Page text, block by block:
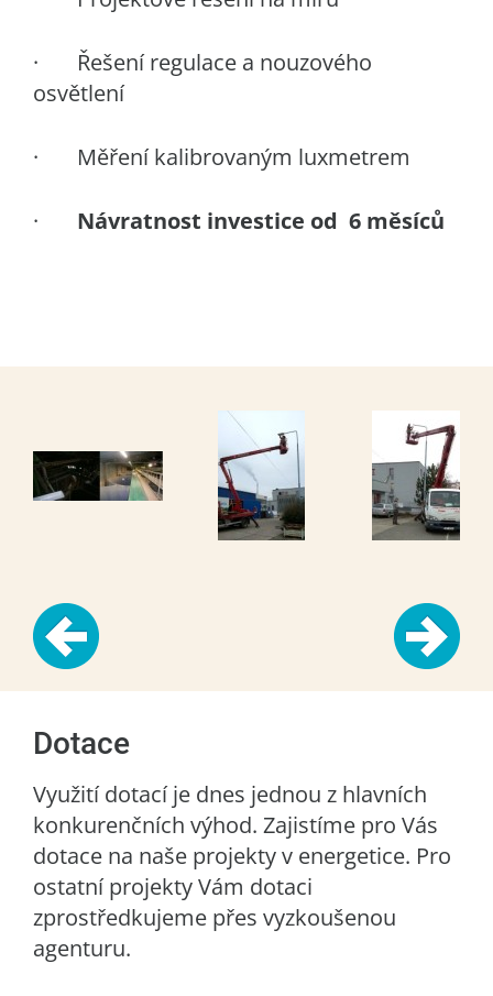
· Řešení regulace a nouzového
osvětlení
· Měření kalibrovaným luxmetrem
· Návratnost investice od 6 měsíců
Dotace
Využití dotací je dnes jednou z hlavních
konkurenčních výhod. Zajistíme pro Vás
dotace na naše projekty v energetice. Pro
ostatní projekty Vám dotaci
zprostředkujeme přes vyzkoušenou
agenturu.